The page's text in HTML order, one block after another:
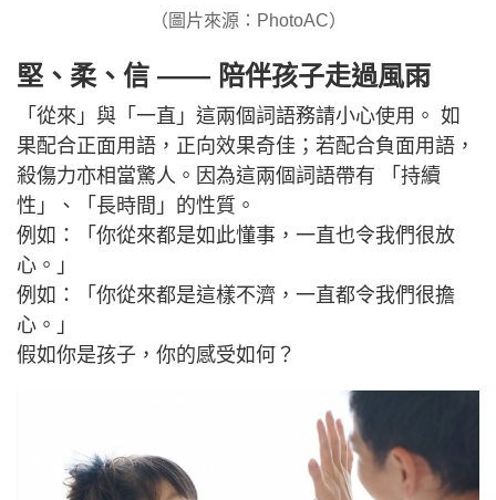
（圖片來源：PhotoAC）
堅、柔、信 —— 陪伴孩子走過風雨
「從來」與「一直」這兩個詞語務請小心使用。 如
果配合正面用語，正向效果奇佳；若配合負面用語，
殺傷力亦相當驚人。因為這兩個詞語帶有 「持續
性」、「長時間」的性質。
例如：「你從來都是如此懂事，一直也令我們很放
心。」
例如：「你從來都是這樣不濟，一直都令我們很擔
心。」
假如你是孩子，你的感受如何？